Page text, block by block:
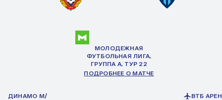
МОЛОДЕЖНАЯ
ФУТБОЛЬНАЯ ЛИГА,
ГРУППА А, ТУР 22
ПОДРОБНЕЕ О МАТЧЕ
ДИНАМО М/
ВТБ